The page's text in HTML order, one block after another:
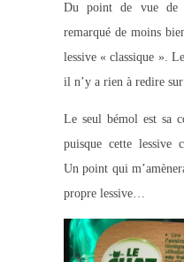
Du point de vue de
remarqué de moins
lessive « classique ».
il n’y a rien à redire
Le seul bémol est sa
puisque cette lessive
Un point qui
propre lessive…